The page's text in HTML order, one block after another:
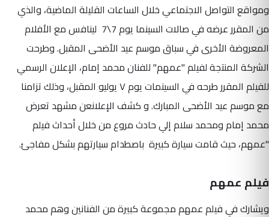
ومواقع التواصل الاجتماعي خلال الساعات القليلة الماضية، والذي
من المقرر عرضه في صالات السينما يوم 7\7 لينافس مع الأفلام
المعروضة الأخرى في سباق موسم عيد الأضحى المقبل. وطرحت
الشركة المنتجة لفيلم "عمهم" للفنان محمد إمام، الإعلان الرسمي
للفيلم المقرر طرحه في السينمات يوم ٧ يوليو المقبل، وذلك تزامنا
مع موسم عيد الأضحى المبارك. و كشف الإعلانعن مشهد تعرض
محمد إمام ومحمد سلام إلي حادث مروع من خلال أحداث فيلم
"عمهم، حيث قامت سيارة كبيرة باصطدام سيارتهم بشكل مفاجئ.
فيلم عمهم
ويشارك في فيلم عمهم مجموعة كبيرة من الفنانين وهم محمد